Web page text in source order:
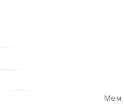
Мем